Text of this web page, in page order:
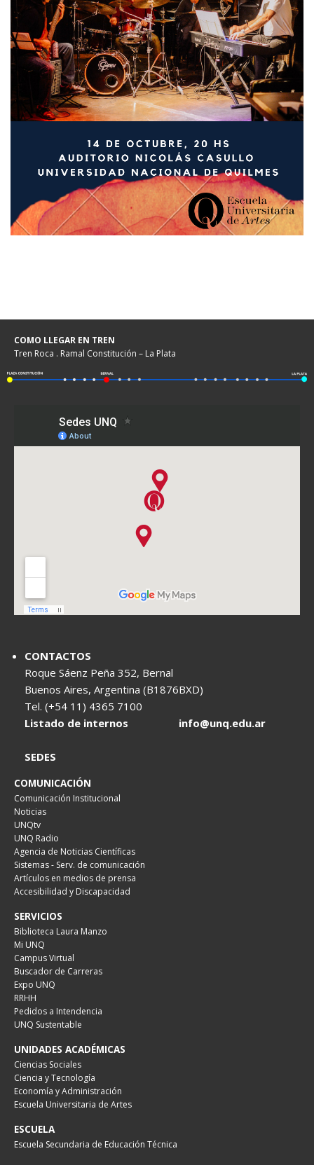
COMO LLEGAR EN TREN
Tren Roca . Ramal Constitución – La Plata
CONTACTOS
Roque Sáenz Peña 352, Bernal
Buenos Aires, Argentina (B1876BXD)
Tel. (+54 11) 4365 7100
Listado de internos
info@unq.edu.ar
SEDES
COMUNICACIÓN
Comunicación Institucional
Noticias
UNQtv
UNQ Radio
Agencia de Noticias Científicas
Sistemas - Serv. de comunicación
Artículos en medios de prensa
Accesibilidad y Discapacidad
SERVICIOS
Biblioteca Laura Manzo
Mi UNQ
Campus Virtual
Buscador de Carreras
Expo UNQ
RRHH
Pedidos a Intendencia
UNQ Sustentable
UNIDADES ACADÉMICAS
Ciencias Sociales
Ciencia y Tecnología
Economía y Administración
Escuela Universitaria de Artes
ESCUELA
Escuela Secundaria de Educación Técnica